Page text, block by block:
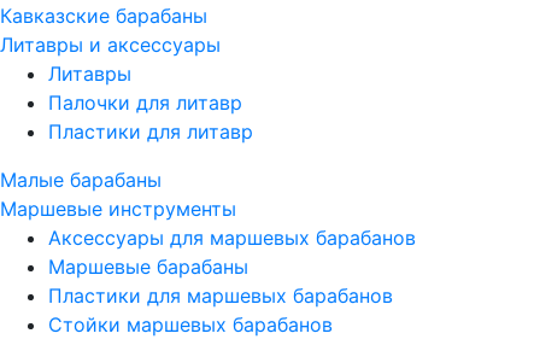
Кавказские барабаны
Литавры и аксессуары
Литавры
Палочки для литавр
Пластики для литавр
Малые барабаны
Маршевые инструменты
Аксессуары для маршевых барабанов
Маршевые барабаны
Пластики для маршевых барабанов
Стойки маршевых барабанов